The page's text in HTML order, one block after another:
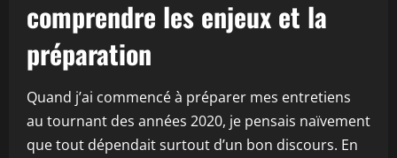
comprendre les enjeux et la
préparation
Quand j’ai commencé à préparer mes entretiens
au tournant des années 2020, je pensais naïvement
que tout dépendait surtout d’un bon discours. En